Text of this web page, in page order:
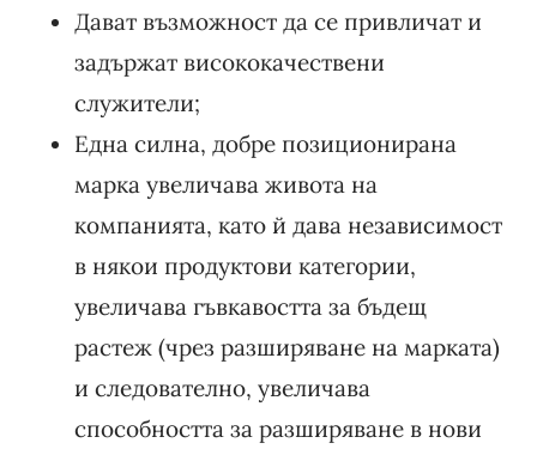
Дават възможност да се привличат и
задържат висококачествени
служители;
Една силна, добре позиционирана
марка увеличава живота на
компанията, като й дава независимост
в някои продуктови категории,
увеличава гъвкавостта за бъдещ
растеж (чрез разширяване на марката)
и следователно, увеличава
способността за разширяване в нови